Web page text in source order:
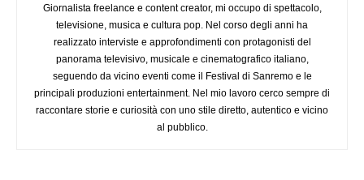
Giornalista freelance e content creator, mi occupo di spettacolo,
televisione, musica e cultura pop. Nel corso degli anni ha
realizzato interviste e approfondimenti con protagonisti del
panorama televisivo, musicale e cinematografico italiano,
seguendo da vicino eventi come il Festival di Sanremo e le
principali produzioni entertainment. Nel mio lavoro cerco sempre di
raccontare storie e curiosità con uno stile diretto, autentico e vicino
al pubblico.